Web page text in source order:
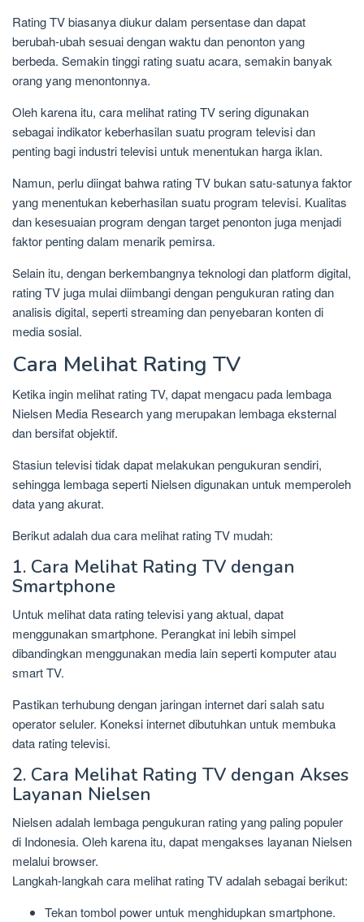
Rating TV biasanya diukur dalam persentase dan dapat
berubah-ubah sesuai dengan waktu dan penonton yang
berbeda. Semakin tinggi rating suatu acara, semakin banyak
orang yang menontonnya.
Oleh karena itu, cara melihat rating TV sering digunakan
sebagai indikator keberhasilan suatu program televisi dan
penting bagi industri televisi untuk menentukan harga iklan.
Namun, perlu diingat bahwa rating TV bukan satu-satunya faktor
yang menentukan keberhasilan suatu program televisi. Kualitas
dan kesesuaian program dengan target penonton juga menjadi
faktor penting dalam menarik pemirsa.
Selain itu, dengan berkembangnya teknologi dan platform digital,
rating TV juga mulai diimbangi dengan pengukuran rating dan
analisis digital, seperti streaming dan penyebaran konten di
media sosial.
Cara Melihat Rating TV
Ketika ingin melihat rating TV, dapat mengacu pada lembaga
Nielsen Media Research yang merupakan lembaga eksternal
dan bersifat objektif.
Stasiun televisi tidak dapat melakukan pengukuran sendiri,
sehingga lembaga seperti Nielsen digunakan untuk memperoleh
data yang akurat.
Berikut adalah dua cara melihat rating TV mudah:
1. Cara Melihat Rating TV dengan
Smartphone
Untuk melihat data rating televisi yang aktual, dapat
menggunakan smartphone. Perangkat ini lebih simpel
dibandingkan menggunakan media lain seperti komputer atau
smart TV.
Pastikan terhubung dengan jaringan internet dari salah satu
operator seluler. Koneksi internet dibutuhkan untuk membuka
data rating televisi.
2. Cara Melihat Rating TV dengan Akses
Layanan Nielsen
Nielsen adalah lembaga pengukuran rating yang paling populer
di Indonesia. Oleh karena itu, dapat mengakses layanan Nielsen
melalui browser.
Langkah-langkah cara melihat rating TV adalah sebagai berikut:
Tekan tombol power untuk menghidupkan smartphone.